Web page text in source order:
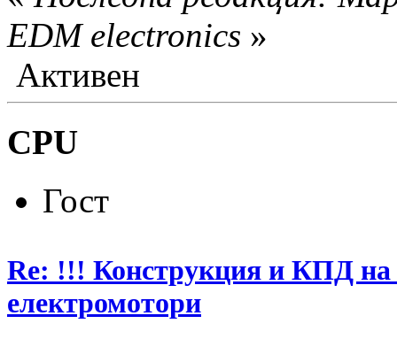
EDM electronics »
Активен
CPU
Гост
Re: !!! Конструкция и КПД на
електромотори